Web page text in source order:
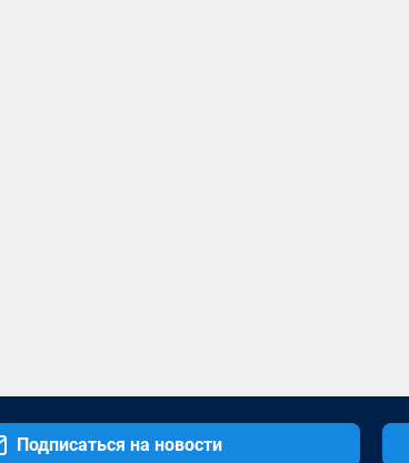
Подписаться на новости